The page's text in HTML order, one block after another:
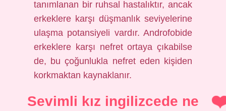
tanımlanan bir ruhsal hastalıktır, ancak
erkeklere karşı düşmanlık seviyelerine
ulaşma potansiyeli vardır. Androfobide
erkeklere karşı nefret ortaya çıkabilse
de, bu çoğunlukla nefret eden kişiden
korkmaktan kaynaklanır.
Sevimli kız ingilizcede ne